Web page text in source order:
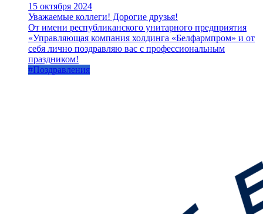
15 октября 2024
Уважаемые коллеги! Дорогие друзья!
От имени республиканского унитарного предприятия
«Управляющая компания холдинга «Белфармпром» и от
себя лично поздравляю вас с профессиональным
праздником!
#Поздравления